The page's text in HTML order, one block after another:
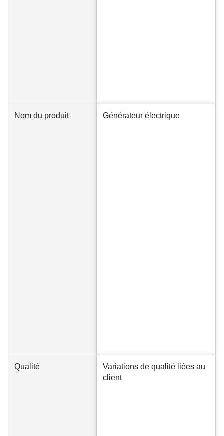
Nom du produit Générateur électrique
Qualité
Variations de qualité liées au
client